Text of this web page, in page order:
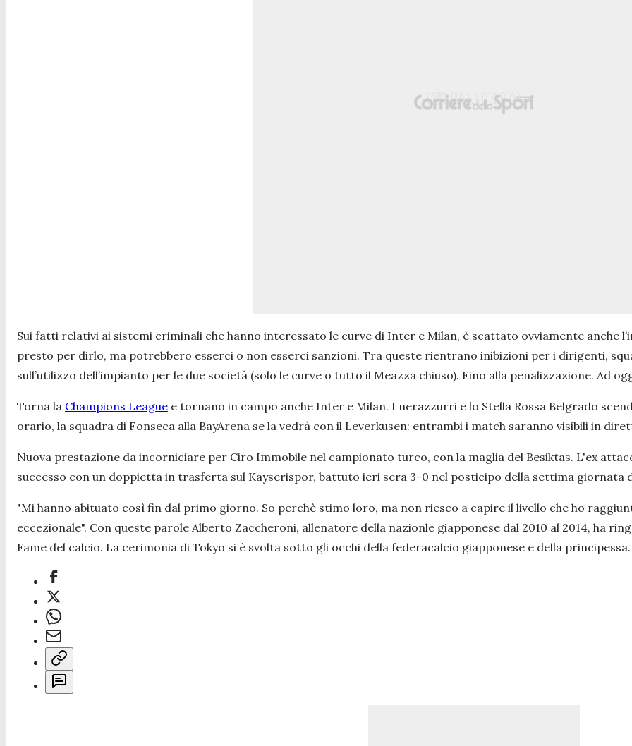
Sui fatti relativi ai sistemi criminali che hanno interessato le curve di Inter e Milan, è scattato ovviamente anche
presto per dirlo, ma potrebbero esserci o non esserci sanzioni. Tra queste rientrano inibizioni per i dirigenti,
sull’utilizzo dell’impianto per le due società (solo le curve o tutto il Meazza chiuso). Fino alla penalizzazione. Ad
Torna la Champions League e tornano in campo anche Inter e Milan. I nerazzurri e lo Stella Rossa Belgrado
orario, la squadra di Fonseca alla BayArena se la vedrà con il Leverkusen: entrambi i match saranno visibili in
Nuova prestazione da incorniciare per Ciro Immobile nel campionato turco, con la maglia del Besiktas. L'ex
successo con un doppietta in trasferta sul Kayserispor, battuto ieri sera 3-0 nel posticipo della settima giornata
"Mi hanno abituato così fin dal primo giorno. So perchè stimo loro, ma non riesco a capire il livello che ho
eccezionale". Con queste parole Alberto Zaccheroni, allenatore della nazionle giapponese dal 2010 al 2014, ha
Fame del calcio. La cerimonia di Tokyo si è svolta sotto gli occhi della federacalcio giapponese e della